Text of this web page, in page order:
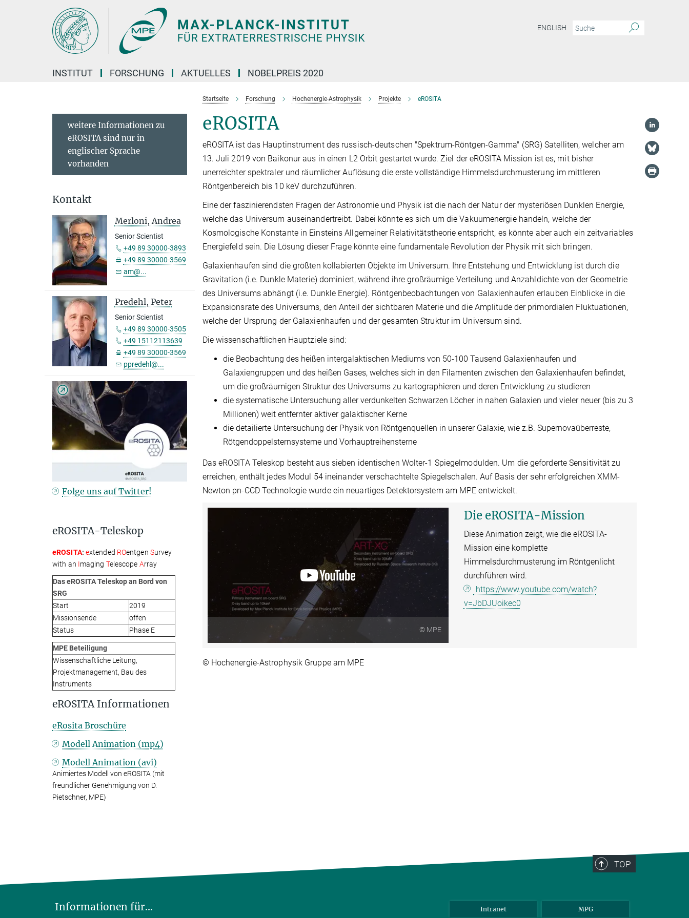
ENGLISH
INSTITUT FORSCHUNG AKTUELLES NOBELPREIS 2020
Startseite Forschung Hochenergie-Astrophysik Projekte eROSITA
eROSITA
eROSITA ist das Hauptinstrument des russisch-deutschen "Spektrum-Röntgen-Gamma" (SRG) Satelliten, welcher am
13. Juli 2019 von Baikonur aus in einen L2 Orbit gestartet wurde. Ziel der eROSITA Mission ist es, mit bisher
unerreichter spektraler und räumlicher Auflösung die erste vollständige Himmelsdurchmusterung im mittleren
Röntgenbereich bis 10 keV durchzuführen.
Eine der faszinierendsten Fragen der Astronomie und Physik ist die nach der Natur der mysteriösen Dunklen Energie,
welche das Universum auseinandertreibt. Dabei könnte es sich um die Vakuumenergie handeln, welche der
Kosmologische Konstante in Einsteins Allgemeiner Relativitätstheorie entspricht, es könnte aber auch ein zeitvariables
Energiefeld sein. Die Lösung dieser Frage könnte eine fundamentale Revolution der Physik mit sich bringen.
Galaxienhaufen sind die größten kollabierten Objekte im Universum. Ihre Entstehung und Entwicklung ist durch die
Gravitation (i.e. Dunkle Materie) dominiert, während ihre großräumige Verteilung und Anzahldichte von der Geometrie
des Universums abhängt (i.e. Dunkle Energie). Röntgenbeobachtungen von Galaxienhaufen erlauben Einblicke in die
Expansionsrate des Universums, den Anteil der sichtbaren Materie und die Amplitude der primordialen Fluktuationen,
welche der Ursprung der Galaxienhaufen und der gesamten Struktur im Universum sind.
Die wissenschaftlichen Hauptziele sind:
die Beobachtung des heißen intergalaktischen Mediums von 50-100 Tausend Galaxienhaufen und
Galaxiengruppen und des heißen Gases, welches sich in den Filamenten zwischen den Galaxienhaufen befindet,
um die großräumigen Struktur des Universums zu kartographieren und deren Entwicklung zu studieren
die systematische Untersuchung aller verdunkelten Schwarzen Löcher in nahen Galaxien und vieler neuer (bis zu 3
Millionen) weit entfernter aktiver galaktischer Kerne
die detailierte Untersuchung der Physik von Röntgenquellen in unserer Galaxie, wie z.B. Supernovaüberreste,
Rötgendoppelsternsysteme und Vorhauptreihensterne
Das eROSITA Teleskop besteht aus sieben identischen Wolter-1 Spiegelmodulden. Um die geforderte Sensitivität zu
erreichen, enthält jedes Modul 54 ineinander verschachtelte Spiegelschalen. Auf Basis der sehr erfolgreichen XMM-
Newton pn-CCD Technologie wurde ein neuartiges Detektorsystem am MPE entwickelt.
© MPE
Die eROSITA-Mission
Diese Animation zeigt, wie die eROSITA-
Mission eine komplette
Himmelsdurchmusterung im Röntgenlicht
durchführen wird.
https://www.youtube.com/watch?
v=JbDJUoikec0
© Hochenergie-Astrophysik Gruppe am MPE
weitere Informationen zu
eROSITA sind nur in
englischer Sprache
vorhanden
Kontakt
Merloni, Andrea
Senior Scientist
+49 89 30000-3893
+49 89 30000-3569
am@...
Predehl, Peter
Senior Scientist
+49 89 30000-3505
+49 15112113639
+49 89 30000-3569
ppredehl@...
Folge uns auf Twitter!
eROSITA-Teleskop
eROSITA: extended ROentgen Survey
with an Imaging Telescope Array
Das eROSITA Teleskop an Bord von
SRG
Start
2019
Missionsende
offen
Status
Phase E
MPE Beteiligung
Wissenschaftliche Leitung,
Projektmanagement, Bau des
Instruments
eROSITA Informationen
eRosita Broschüre
Modell Animation (mp4)
Modell Animation (avi)
Animiertes Modell von eROSITA (mit
freundlicher Genehmigung von D.
Pietschner, MPE)
TOP
Informationen für... Intranet MPG